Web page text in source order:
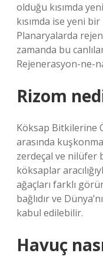
olduğu kısımda
kısımda ise yeni
Planaryalarda
zamanda bu
Rejenerasyon-ne-
Rizom
Köksap Bitkilerine
arasında
zerdeçal ve nilüfer
köksaplar
ağaçları farklı
bağlıdır ve
kabul edilebilir.
Havuç